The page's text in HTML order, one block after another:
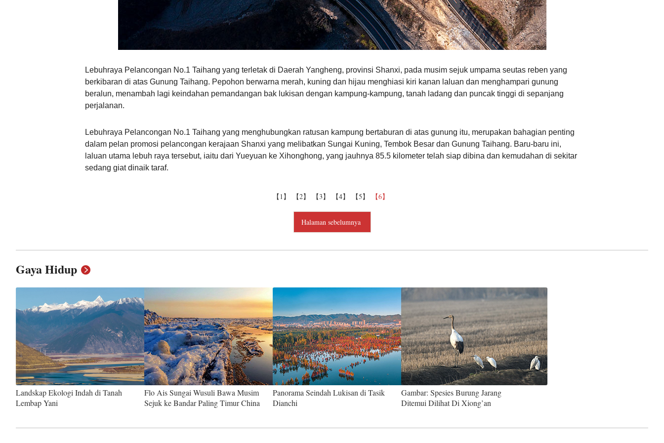
Ελληνικά
Lebuhraya Pelancongan No.1 Taihang yang terletak di Daerah Yangheng, provinsi Shanxi, pada musim sejuk umpama seutas reben yang
berkibaran di atas Gunung Taihang. Pepohon berwarna merah, kuning dan hijau menghiasi kiri kanan laluan dan menghampari gunung
beralun, menambah lagi keindahan pemandangan bak lukisan dengan kampung-kampung, tanah ladang dan puncak tinggi di sepanjang
perjalanan.
Lebuhraya Pelancongan No.1 Taihang yang menghubungkan ratusan kampung bertaburan di atas gunung itu, merupakan bahagian penting
dalam pelan promosi pelancongan kerajaan Shanxi yang melibatkan Sungai Kuning, Tembok Besar dan Gunung Taihang. Baru-baru ini,
laluan utama lebuh raya tersebut, iaitu dari Yueyuan ke Xihonghong, yang jauhnya 85.5 kilometer telah siap dibina dan kemudahan di sekitar
sedang giat dinaik taraf.
【1】 【2】 【3】 【4】 【5】 【6】
Halaman sebelumnya
Gaya Hidup
Landskap Ekologi Indah di Tanah
Lembap Yani
Flo Ais Sungai Wusuli Bawa Musim
Sejuk ke Bandar Paling Timur China
Panorama Seindah Lukisan di Tasik
Dianchi
Gambar: Spesies Burung Jarang
Ditemui Dilihat Di Xiong’an